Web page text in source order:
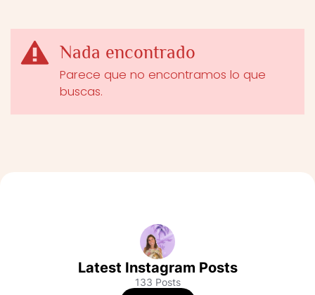
Nada encontrado
Parece que no encontramos lo que
buscas.